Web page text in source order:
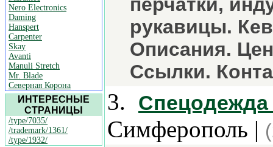
Nero Electronics
Daming
Hanspert
Carpenter
Skay
Avanti
Manuli Stretch
Mr. Blade
Северная Корона
ИНТЕРЕСНЫЕ
СТРАНИЦЫ
/type/7035/
/trademark/1361/
/type/1932/
рукавицы.
Описания.
Ссылки.
3.
Симферополь |